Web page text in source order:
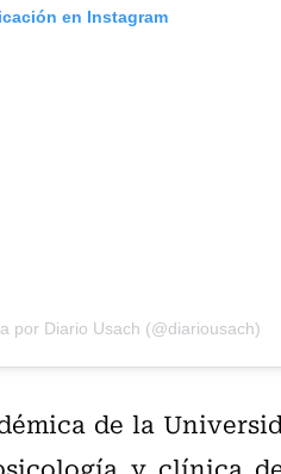
en Instagram
por Diario Usach (@diariousach)
de la